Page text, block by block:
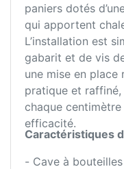
paniers dotés
qui apportent
L’installation est
gabarit et de vis
une mise en
pratique et
chaque
efficacité.
Caractéristiques
- Cave à